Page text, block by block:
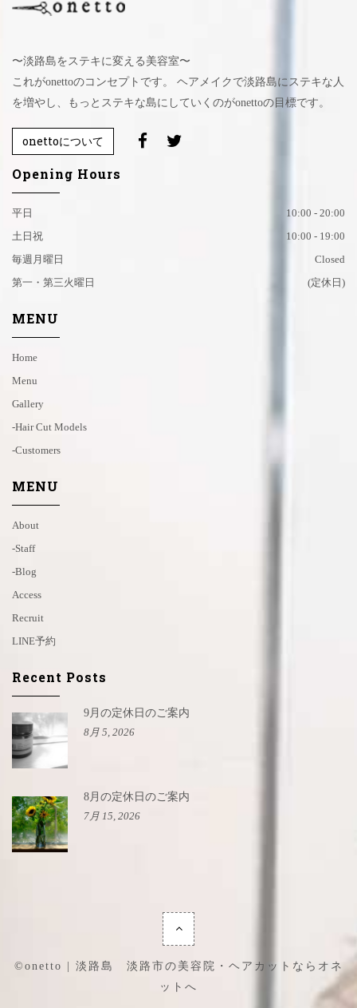
〜淡路島をステキに変える美容室〜
これがonettoのコンセプトです。 ヘアメイクで淡路島にステキな人
を増やし、もっとステキな島にしていくのがonettoの目標です。
onettoについて
Opening Hours
平日
10:00 - 20:00
土日祝
10:00 - 19:00
毎週月曜日
Closed
第一・第三火曜日
(定休日)
MENU
Home
Menu
Gallery
-hair Cut Models
-customers
MENU
About
-staff
-blog
Access
Recruit
LINE予約
Recent Posts
9月の定休日のご案内
8月 5, 2026
8月の定休日のご案内
7月 15, 2026
©onetto | 淡路島 淡路市の美容院・ヘアカットならオネ
ットへ